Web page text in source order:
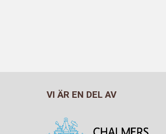
VI ÄR EN DEL AV